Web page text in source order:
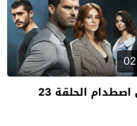
الحلقة 23